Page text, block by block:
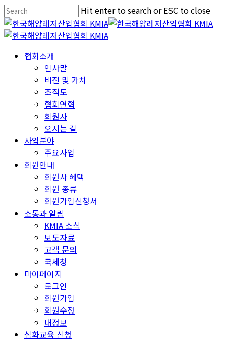
Skip
to
main
Hit enter to search or ESC to close
Close
Search
Menu 협회소개
인사말
비전 및 가치
조직도
협회연혁
회원사
오시는 길
사업분야
주요사업
회원안내
회원사 혜택
회원 종류
회원가입신청서
소통과 알림
KMIA 소식
보도자료
고객 문의
국세청
마이페이지
로그인
회원가입
회원수정
내정보
심화교육 신청